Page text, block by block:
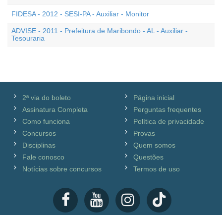
FIDESA - 2012 - SESI-PA - Auxiliar - Monitor
ADVISE - 2011 - Prefeitura de Maribondo - AL - Auxiliar -
Tesouraria
2ª via do boleto
Assinatura Completa
Como funciona
Concursos
Disciplinas
Fale conosco
Notícias sobre concursos
Página inicial
Perguntas frequentes
Política de privacidade
Provas
Quem somos
Questões
Termos de uso